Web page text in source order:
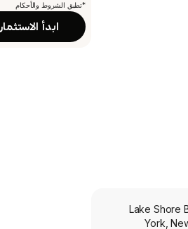
Lake Shore
York,
*تطبق الشروط والأحكام
ابدأ الاستثمار